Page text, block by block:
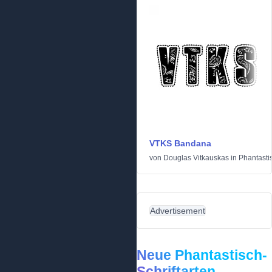
VTKS Bandana
von Douglas Vitkauskas in
Advertisement
Neue Phantastisch-